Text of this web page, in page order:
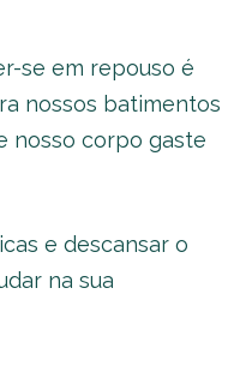
se em repouso é
nossos batimentos
nosso corpo gaste
e descansar o
na sua